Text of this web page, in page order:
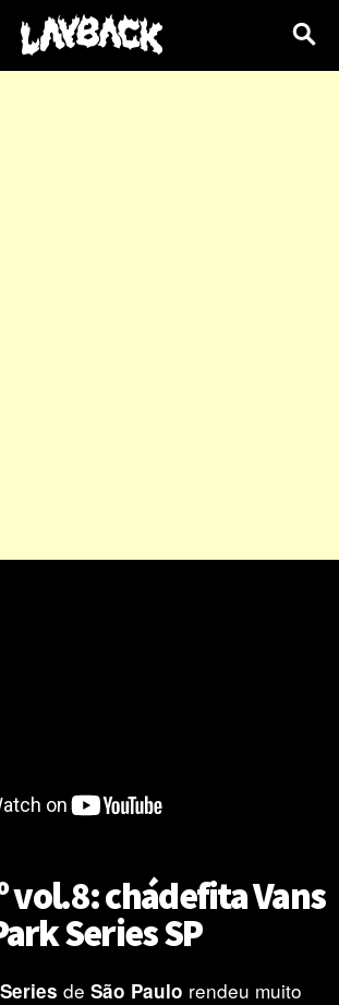
vol.8: chádefita Vans
Series SP
de São Paulo rendeu muito